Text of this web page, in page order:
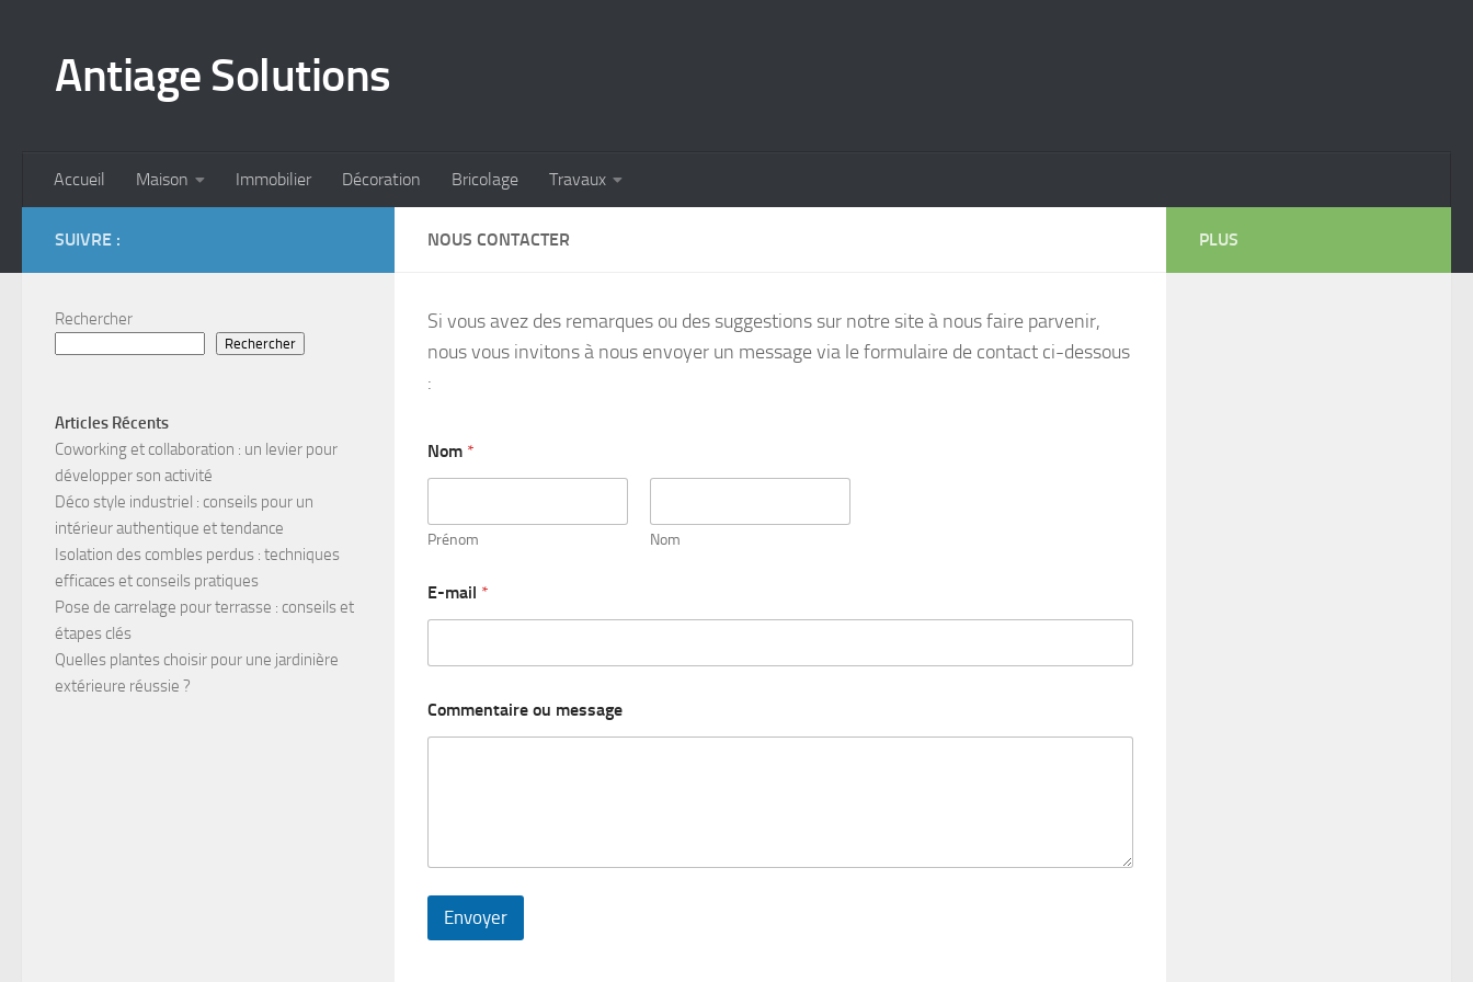
Antiage Solutions
Accueil Maison Immobilier Décoration Bricolage Travaux
NOUS CONTACTER
Si vous avez des remarques ou des suggestions sur notre site à nous faire parvenir,
nous vous invitons à nous envoyer un message via le formulaire de contact ci-dessous
:
Nom *
Prénom Nom
E-mail *
Commentaire ou message
Envoyer
SUIVRE :
Rechercher
Rechercher
Articles Récents
Coworking et collaboration : un levier pour
développer son activité
Déco style industriel : conseils pour un
intérieur authentique et tendance
Isolation des combles perdus : techniques
efficaces et conseils pratiques
Pose de carrelage pour terrasse : conseils et
étapes clés
Quelles plantes choisir pour une jardinière
extérieure réussie ?
PLUS